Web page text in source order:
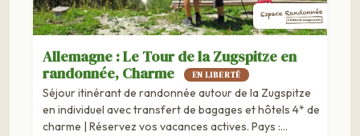
Allemagne : Le Tour de la Zugspitze en
randonnée, Charme
EN LIBERTÉ
Séjour itinérant de randonnée autour de la Zugspitze
en individuel avec transfert de bagages et hôtels 4* de
charme | Réservez vos vacances actives. Pays :